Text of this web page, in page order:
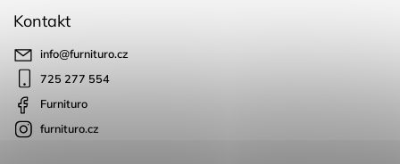
Kontakt
info@furnituro.cz
725 277 554
Furnituro
furnituro.cz